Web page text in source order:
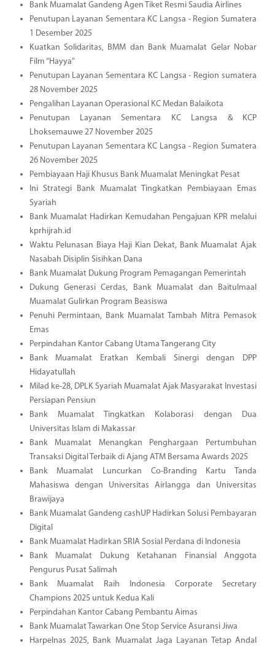
Bank Muamalat Gandeng Agen Tiket Resmi Saudia Airlines
Penutupan Layanan Sementara KC Langsa - Region Sumatera
1 Desember 2025
Kuatkan Solidaritas, BMM dan Bank Muamalat Gelar Nobar
Film “Hayya”
Penutupan Layanan Sementara KC Langsa - Region sumatera
28 November 2025
Pengalihan Layanan Operasional KC Medan Balaikota
Penutupan Layanan Sementara KC Langsa & KCP
Lhoksemauwe 27 November 2025
Penutupan Layanan Sementara KC Langsa - Region Sumatera
26 November 2025
Pembiayaan Haji Khusus Bank Muamalat Meningkat Pesat
Ini Strategi Bank Muamalat Tingkatkan Pembiayaan Emas
Syariah
Bank Muamalat Hadirkan Kemudahan Pengajuan KPR melalui
kprhijrah.id
Waktu Pelunasan Biaya Haji Kian Dekat, Bank Muamalat Ajak
Nasabah Disiplin Sisihkan Dana
Bank Muamalat Dukung Program Pemagangan Pemerintah
Dukung Generasi Cerdas, Bank Muamalat dan Baitulmaal
Muamalat Gulirkan Program Beasiswa
Penuhi Permintaan, Bank Muamalat Tambah Mitra Pemasok
Emas
Perpindahan Kantor Cabang Utama Tangerang City
Bank Muamalat Eratkan Kembali Sinergi dengan DPP
Hidayatullah
Milad ke-28, DPLK Syariah Muamalat Ajak Masyarakat Investasi
Persiapan Pensiun
Bank Muamalat Tingkatkan Kolaborasi dengan Dua
Universitas Islam di Makassar
Bank Muamalat Menangkan Penghargaan Pertumbuhan
Transaksi Digital Terbaik di Ajang ATM Bersama Awards 2025
Bank Muamalat Luncurkan Co-Branding Kartu Tanda
Mahasiswa dengan Universitas Airlangga dan Universitas
Brawijaya
Bank Muamalat Gandeng cashUP Hadirkan Solusi Pembayaran
Digital
Bank Muamalat Hadirkan SRIA Sosial Perdana di Indonesia
Bank Muamalat Dukung Ketahanan Finansial Anggota
Pengurus Pusat Salimah
Bank Muamalat Raih Indonesia Corporate Secretary
Champions 2025 untuk Kedua Kali
Perpindahan Kantor Cabang Pembantu Aimas
Bank Muamalat Tawarkan One Stop Service Asuransi Jiwa
Harpelnas 2025, Bank Muamalat Jaga Layanan Tetap Andal